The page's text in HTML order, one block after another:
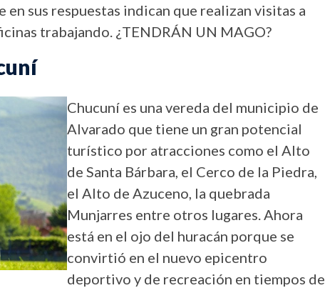
en sus respuestas indican que realizan visitas a
trabajando. ¿TENDRÁN UN MAGO?
Chucuní es una vereda del municipio de
Alvarado que tiene un gran potencial
turístico por atracciones como el Alto
de Santa Bárbara, el Cerco de la Piedra,
el Alto de Azuceno, la quebrada
Munjarres entre otros lugares. Ahora
está en el ojo del huracán porque se
convirtió en el nuevo epicentro
deportivo y de recreación en tiempos de